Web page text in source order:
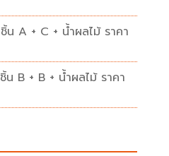
A + C + น้ำผลไม้ ราคา
B + B + น้ำผลไม้ ราคา